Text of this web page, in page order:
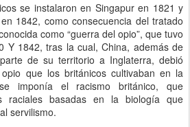
se instalaron en Singapur en 1821 y
1842, como consecuencia del tratado
como “guerra del opio”, que tuvo
Y 1842, tras la cual, China, además de
de su territorio a Inglaterra, debió
que los británicos cultivaban en la
imponía el racismo británico, que
raciales basadas en la biología que
servilismo.